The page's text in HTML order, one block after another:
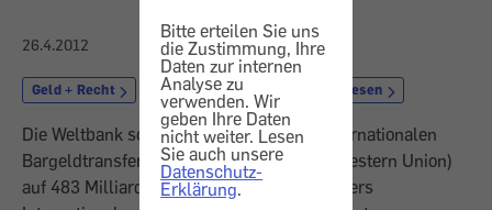
Bitte erteilen Sie uns
die Zustimmung, Ihre
Daten zur internen
Analyse zu
verwenden. Wir
geben Ihre Daten
nicht weiter. Lesen
Sie auch unsere
Datenschutz-
Erklärung.
26.4.2012
Geld + Recht Währung Gebühr und Spesen
Die Weltbank schätzt das Volumen von internationalen
Bargeldtransfers (mit Diensten wie etwa Western Union)
auf 483 Milliarden Dollar jährlich. Consumers